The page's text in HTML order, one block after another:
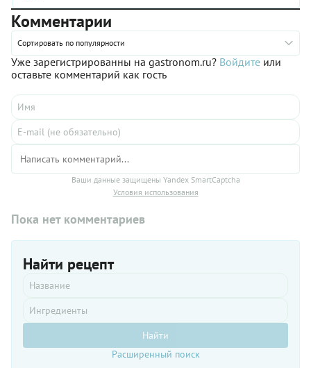
Комментарии
Сортировать по популярности
Уже зарегистрированны на gastronom.ru? Войдите или
оставьте комментарий как гость
Ваши данные защищены Yandex SmartCaptcha
Условия использования
Пока нет комментариев
Найти рецепт
Найти
Расширенный поиск